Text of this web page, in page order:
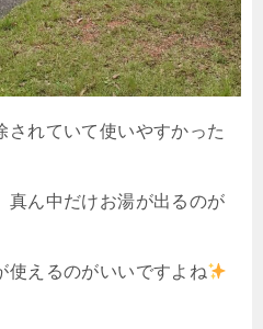
されていて使いやすかった
真ん中だけお湯が出るのが
使えるのがいいですよね